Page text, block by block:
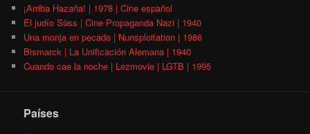
¡Arriba Hazaña! | 1978 | Cine español
El judío Süss | Cine Propaganda Nazi | 1940
Una monja en pecado | Nunsploitation | 1986
Bismarck | La Unificación Alemana | 1940
Cuando cae la noche | Lezmovie | LGTB | 1995
Países